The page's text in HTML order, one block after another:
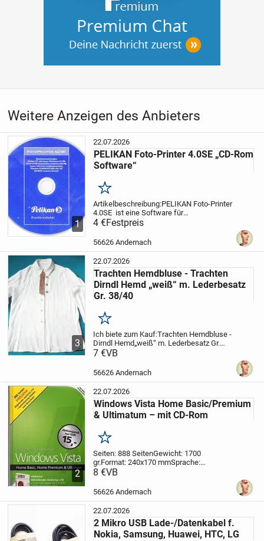
Weitere Anzeigen des Anbieters
1
22.07.2026
PELIKAN Foto-Printer 4.0SE „CD-Rom
Software“
Merken
Artikelbeschreibung:PELIKAN Foto-Printer
4.0SE ist eine Software für
Druckerzubehör
PC oder besser Mindestens 32MB, besser
64MB Hauptspeicher,
4 €Festpreis
56626 Andernach
3
22.07.2026
Trachten Hemdbluse - Trachten
Dirndl Hemd „weiß“ m. Lederbesatz
Gr. 38/40
Merken
Ich biete zum Kauf:Trachten Hemdbluse -
Dirndl Hemd„weiß“ m. Lederbesatz Gr.
38/40 Artikelbeschreibung:
Lederbesatz auf der Knopfleiste.
7 €VB
56626 Andernach
2
22.07.2026
Windows Vista Home Basic/Premium
& Ultimatum – mit CD-Rom
Merken
Seiten: 888 SeitenGewicht: 1700
gr.Format: 240x170 mmSprache:
Deutsch
7723-1140-6 Kurzbeschreibung:
8 €VB
56626 Andernach
22.07.2026
2 Mikro USB Lade-/Datenkabel f.
Nokia, Samsung, Huawei, HTC, LG